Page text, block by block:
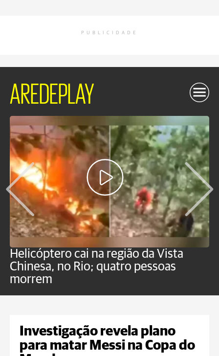
PUBLICIDADE
AREDEPLAY
Helicóptero cai na região da Vista
Chinesa, no Rio; quatro pessoas
morrem
Investigação revela plano
para matar Messi na Copa do